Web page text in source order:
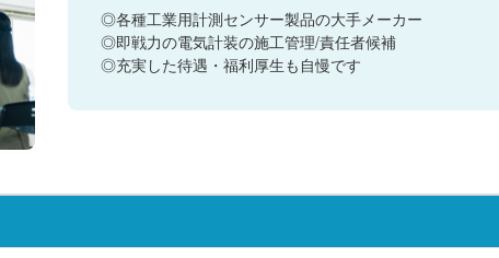
◎各種工業用計測センサー製品の大手メーカー
◎即戦力の電気計装の施工管理/責任者候補
◎充実した待遇・福利厚生も自慢です